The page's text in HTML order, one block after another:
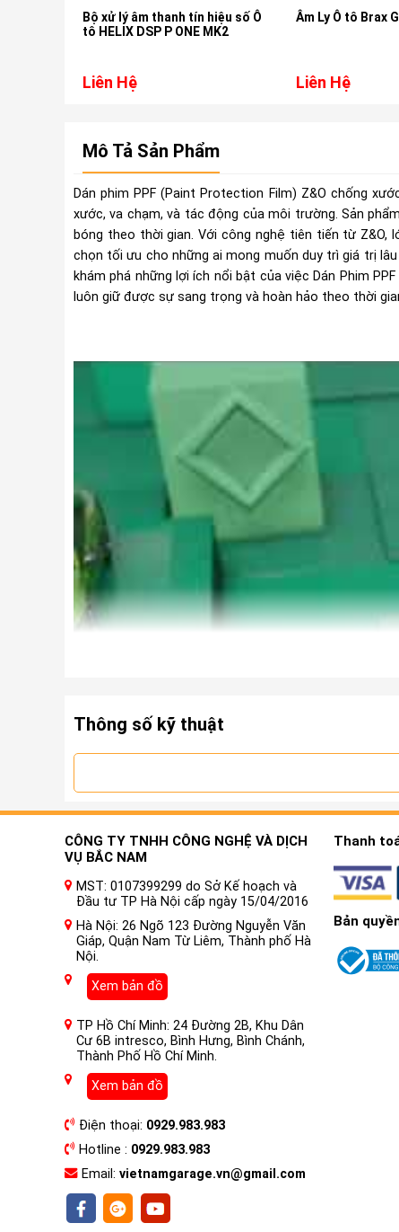
Bộ xử lý âm thanh tín hiệu số Ô
tô HELIX DSP P ONE MK2
Liên Hệ
Âm Ly Ô tô Brax
Liên Hệ
Mô Tả Sản Phẩm
Dán phim PPF (Paint Protection Film) Z&O chống
xước, va chạm, và tác động của môi trường. Sản
bóng theo thời gian. Với công nghệ tiên tiến từ
chọn tối ưu cho những ai mong muốn duy trì giá trị
khám phá những lợi ích nổi bật của việc Dán Phim
luôn giữ được sự sang trọng và hoàn hảo theo thời
I. Nội thất xe ô tô là gì ?
Nội thất ô tô là phần bên trong của chiếc xe, bao
thống giải trí, đèn chiếu sáng, tay lái, các hộp để đồ,
Nội thất ô tô được thiết kế để cung cấp sự thoải mái
ngồi 1 chiếc xe có trị giá khoảng 500 triệu và ngồi 1
thất ô tô thường được sản xuất với nhiều loại vật liệu
Dán PPF nội thất ô tô là gì?
Dán PPF nội thất ô tô là dán các miếng phim PPF
được cấu tạo chủ yếu từ polyurethane và urethane,
Phim PPF Z&O có độ bền cao, khả năng chống
Thông số kỹ thuật
CÔNG TY TNHH CÔNG NGHỆ VÀ DỊCH
VỤ BẮC NAM
MST: 0107399299 do Sở Kế hoạch và
Đầu tư TP Hà Nội cấp ngày 15/04/2016
Hà Nội: 26 Ngõ 123 Đường Nguyễn Văn
Giáp, Quận Nam Từ Liêm, Thành phố Hà
Nội.
Xem bản đồ
TP Hồ Chí Minh: 24 Đường 2B, Khu Dân
Cư 6B intresco, Bình Hưng, Bình Chánh,
Thành Phố Hồ Chí Minh.
Xem bản đồ
Điện thoại: 0929.983.983
Hotline : 0929.983.983
Email: vietnamgarage.vn@gmail.com
Thanh
Bản